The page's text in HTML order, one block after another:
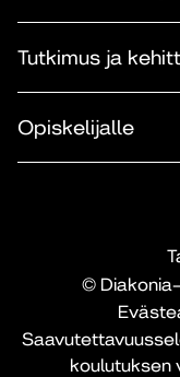
Tutkimus ja
Opiskelijalle
©
koulutuksen